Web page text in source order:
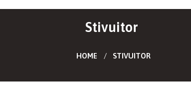
Stivuitor
HOME STIVUITOR